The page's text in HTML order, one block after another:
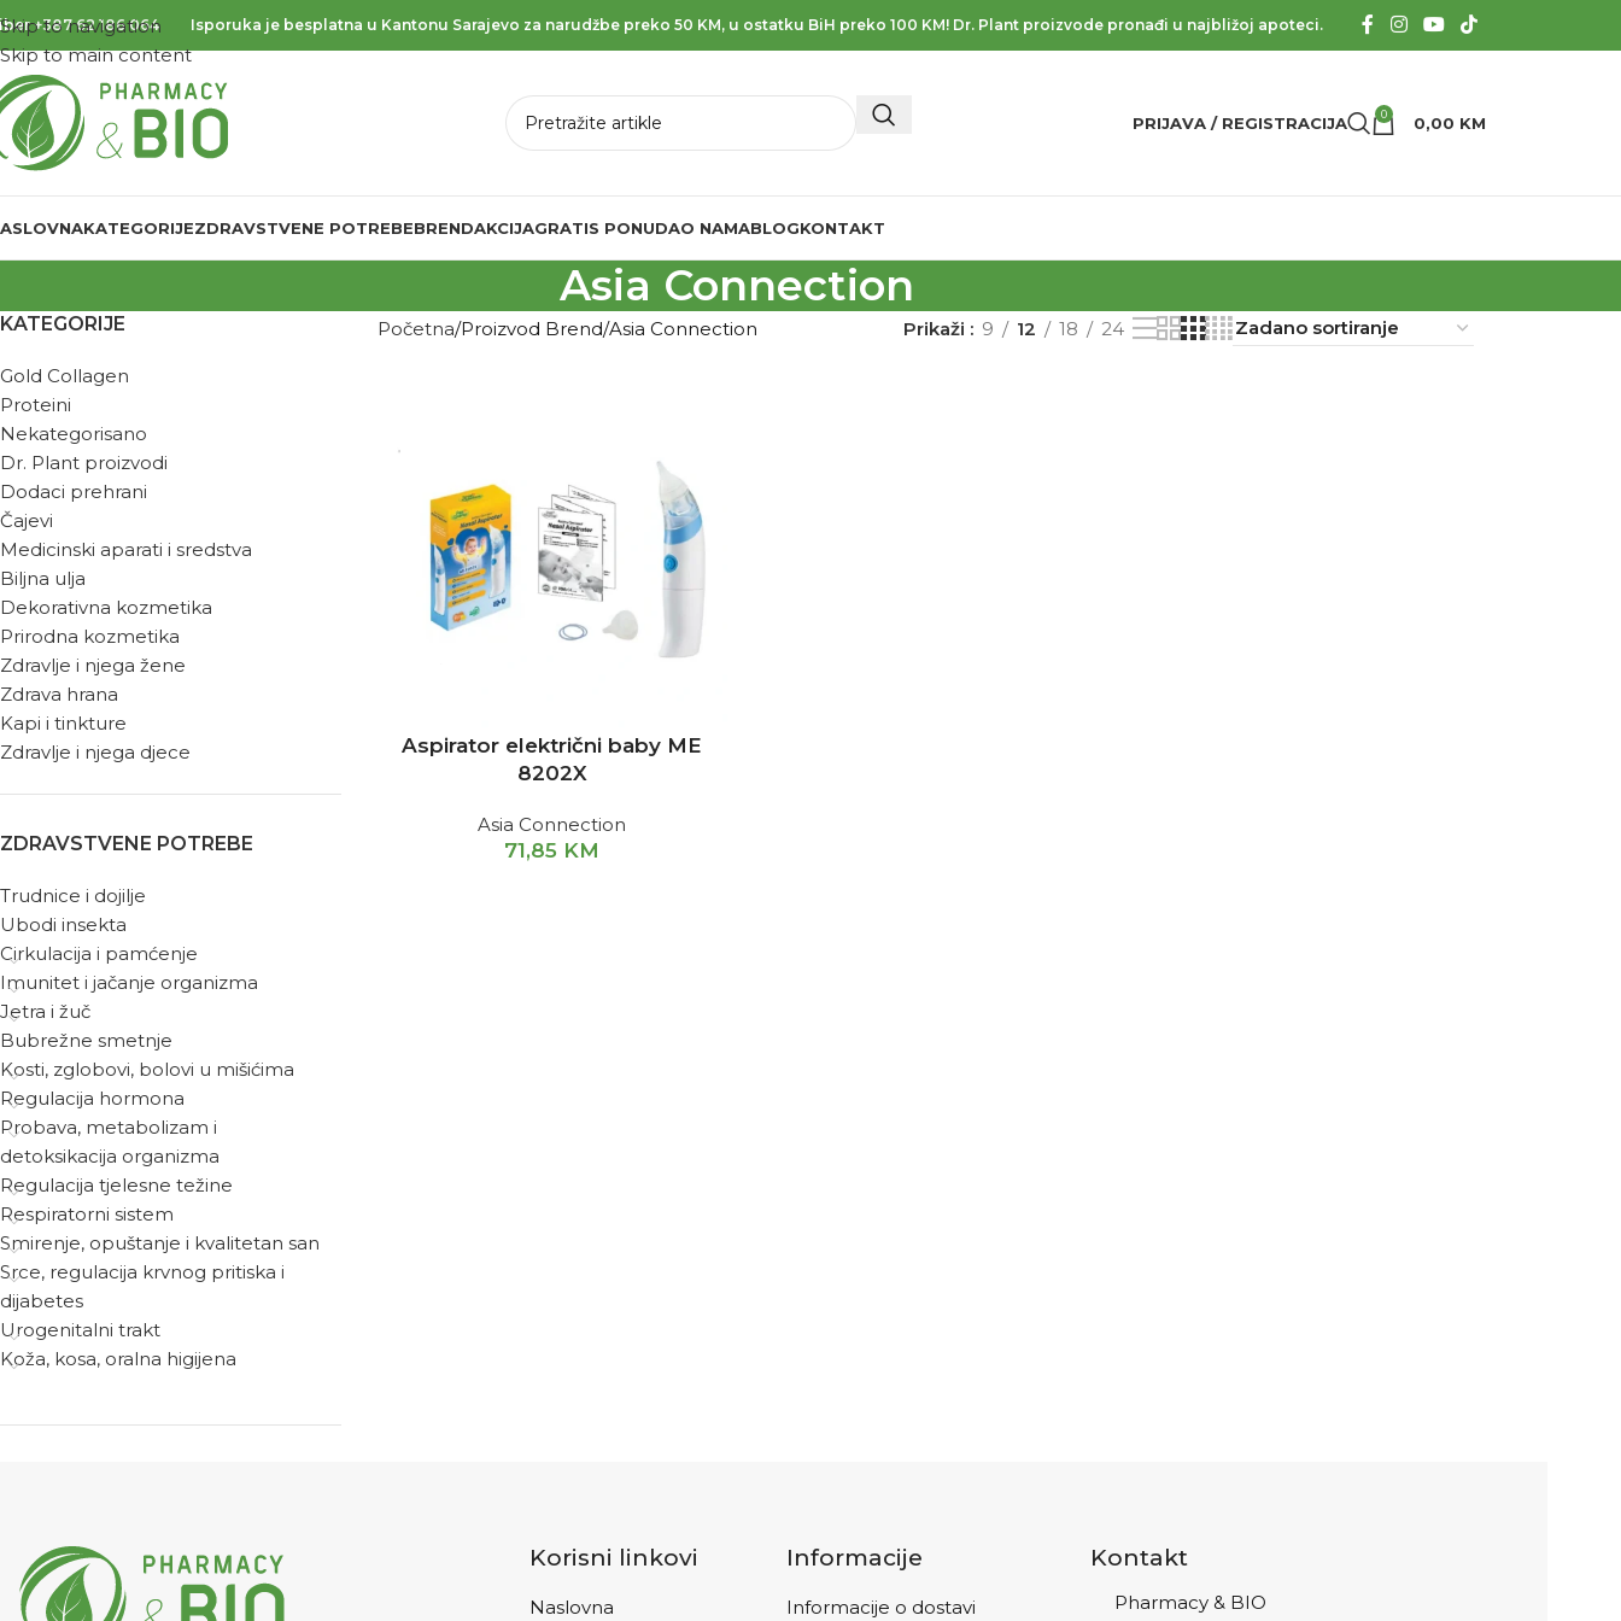
Skip to navigation
Skip to main content
+387 62 186 064 Isporuka je besplatna u Kantonu Sarajevo za narudžbe preko 50 KM, u ostatku BiH preko 100 KM! Dr. Plant proizvode pronađi u najbližoj apoteci.
PRIJAVA / REGISTRACIJA 0 0,00 KM
KATEGORIJEZDRAVSTVENE POTREBEBRENDAKCIJAGRATIS PONUDAO NAMABLOGKONTAKT
Asia Connection
KATEGORIJE
Gold Collagen
Proteini
Nekategorisano
Dr. Plant proizvodi
Dodaci prehrani
Čajevi
Medicinski aparati i sredstva
Biljna ulja
Dekorativna kozmetika
Prirodna kozmetika
Zdravlje i njega žene
Zdrava hrana
Kapi i tinkture
Zdravlje i njega djece
ZDRAVSTVENE POTREBE
Trudnice i dojilje
Ubodi insekta
Cirkulacija i pamćenje
Imunitet i jačanje organizma
Jetra i žuč
Bubrežne smetnje
Kosti, zglobovi, bolovi u mišićima
Regulacija hormona
Probava, metabolizam i
detoksikacija organizma
Regulacija tjelesne težine
Respiratorni sistem
Smirenje, opuštanje i kvalitetan san
Srce, regulacija krvnog pritiska i
dijabetes
Urogenitalni trakt
Koža, kosa, oralna higijena
Početna Proizvod Brend Asia Connection Prikaži 9 12 18 24
Aspirator električni baby ME
8202X
Asia Connection
71,85 KM
Korisni linkovi
Naslovna
Informacije
Informacije o dostavi
Kontakt
Pharmacy & BIO